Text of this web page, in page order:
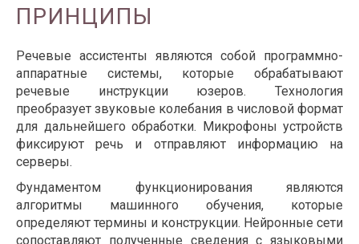
ПРИНЦИПЫ
Речевые ассистенты являются собой программно-
аппаратные системы, которые обрабатывают
речевые инструкции юзеров. Технология
преобразует звуковые колебания в числовой формат
для дальнейшего обработки. Микрофоны устройств
фиксируют речь и отправляют информацию на
серверы.
Фундаментом функционирования являются
алгоритмы машинного обучения, которые
определяют термины и конструкции. Нейронные сети
сопоставляют полученные сведения с языковыми